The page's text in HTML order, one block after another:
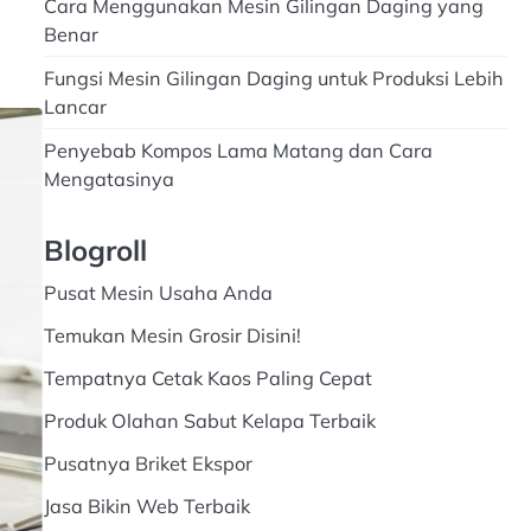
Cara Menggunakan Mesin Gilingan Daging yang
Benar
Fungsi Mesin Gilingan Daging untuk Produksi Lebih
Lancar
Penyebab Kompos Lama Matang dan Cara
Mengatasinya
Blogroll
Pusat Mesin Usaha Anda
Temukan Mesin Grosir Disini!
Tempatnya Cetak Kaos Paling Cepat
Produk Olahan Sabut Kelapa Terbaik
Pusatnya Briket Ekspor
Jasa Bikin Web Terbaik